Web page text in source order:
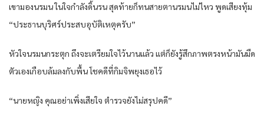
เขามองนรมน ในใจกำลังดิ้นรน สุดท้ายก็ทนสายตานรมนไม่ไหว พูดเสียงทุ้ม
“ประธานบุริศร์ประสบอุบัติเหตุครับ”
หัวใจนรมนกระตุก ถึงจะเตรียมใจไว้นานแล้ว แต่ก็ยังรู้สึกภาพตรงหน้ามันมืด
ตัวเองเกือบล้มลงกับพื้น โชคดีที่กิมจิพยุงเธอไว้
“นายหญิง คุณอย่าเพิ่งเสียใจ ตำรวจยังไม่สรุปคดี”